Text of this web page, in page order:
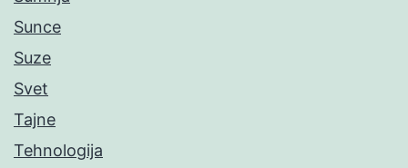
Sunce
Suze
Svet
Tajne
Tehnologija